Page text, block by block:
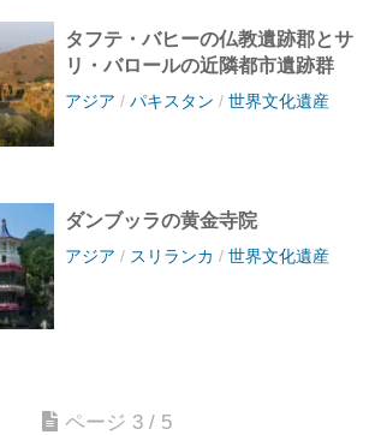
タフテ・バヒーの仏教遺跡郡とサ
リ・バロールの近隣都市遺跡群
アジア / パキスタン / 世界文化遺産
ダンブッラの黄金寺院
アジア / スリランカ / 世界文化遺産
ページ 3 / 5